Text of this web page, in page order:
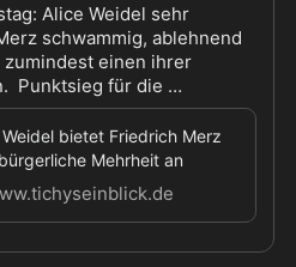
Alice Weidel sehr
schwammig, ablehnend
einen ihrer
Punktsieg für die
für den Kanzler. https://
daili-es-senti...
Weidel bietet Friedrich Merz
Mehrheit an